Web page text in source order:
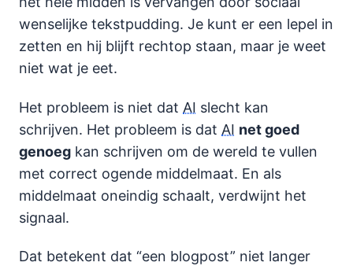
wenselijke tekstpudding. Je kunt er een lepel in
zetten en hij blijft rechtop staan, maar je weet
niet wat je eet.
Het probleem is niet dat AI slecht kan
schrijven. Het probleem is dat AI net goed
genoeg kan schrijven om de wereld te vullen
met correct ogende middelmaat. En als
middelmaat oneindig schaalt, verdwijnt het
signaal.
Dat betekent dat “een blogpost” niet langer